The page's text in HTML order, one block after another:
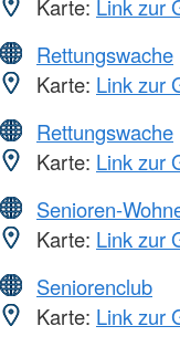
Karte: Link zur
Rettungswache
Karte: Link zur
Rettungswache
Karte: Link zur
Senioren-
Karte: Link zur
Seniorenclub
Karte: Link zur